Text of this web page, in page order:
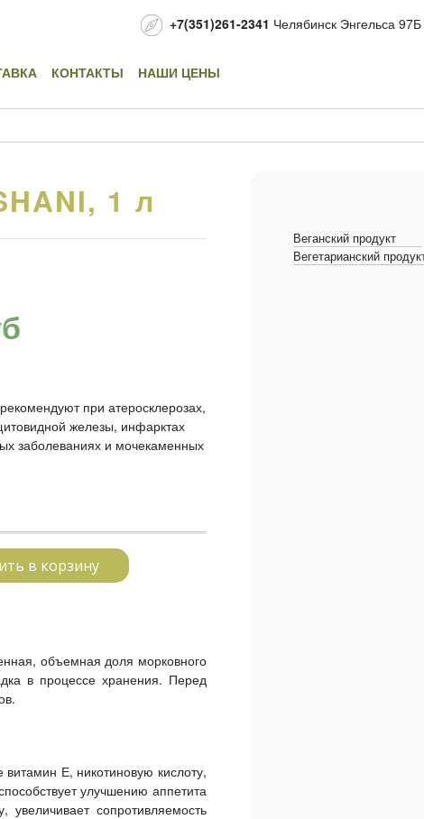
+7(351)261-2341 Челябинск Энгельса
КОНТАКТЫ НАШИ ЦЕНЫ
1 л
при атеросклерозах,
железы, инфарктах
заболеваниях и мочекаменных
в корзину
объемная доля морковного
в процессе хранения. Перед
Е, никотиновую кислоту,
улучшению аппетита
сопротивляемость
Веганский продукт
Вегетарианский